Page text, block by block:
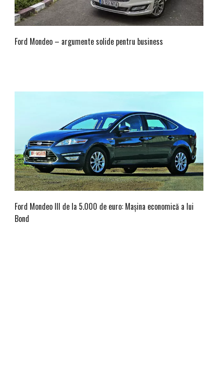
Ford Mondeo – argumente solide pentru business
Ford Mondeo III de la 5.000 de euro: Mașina economică a lui
Bond